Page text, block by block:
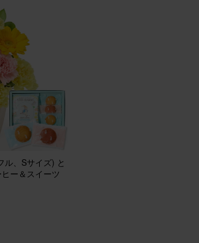
敵な！
末年始に飾るお花をいつもの定期便にプラスして購
置いていますが、とても長持ち！ サイズ感も良かっ
います♪
レンジメント(ピンク) Sサイズ
途：
自宅用
ル、Sサイズ) と
ー＆スイーツ